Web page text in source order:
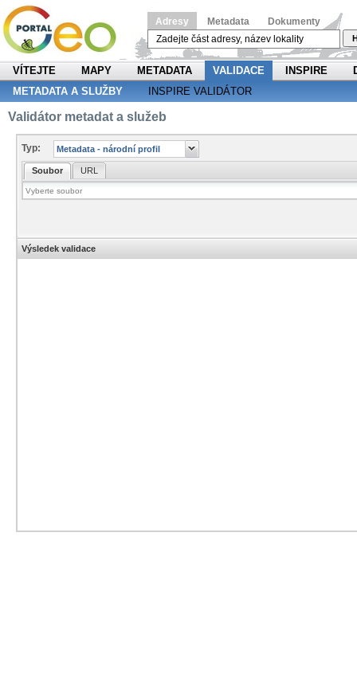
Adresy Metadata Dokumenty
VÍTEJTE MAPY METADATA VALIDACE INSPIRE
METADATA A SLUŽBY
INSPIRE VALIDÁTOR
Validátor metadat a služeb
Typ:
Soubor URL
Výsledek validace